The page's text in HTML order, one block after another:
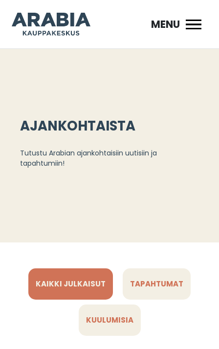
sisältöön
MENU
AJANKOHTAISTA
Tutustu Arabian ajankohtaisiin uutisiin ja
tapahtumiin!
KAIKKI JULKAISUT TAPAHTUMAT
KUULUMISIA